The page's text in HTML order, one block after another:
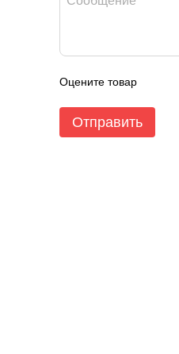
Оцените товар
Отправить